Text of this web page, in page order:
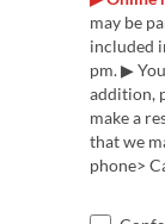
may be
included
pm. ▶
addition,
make a
that we
phone>